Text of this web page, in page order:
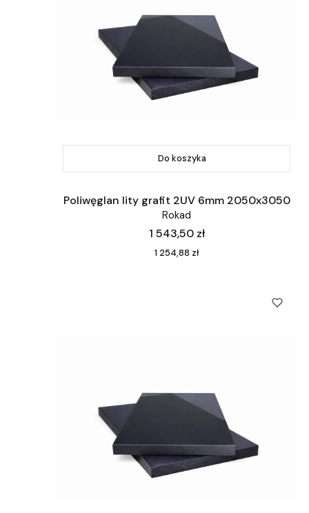
Do koszyka
Poliwęglan lity grafit 2UV 6mm 2050x3050
Rokad
Cena
1 543,50 zł
Cena
1 254,88 zł